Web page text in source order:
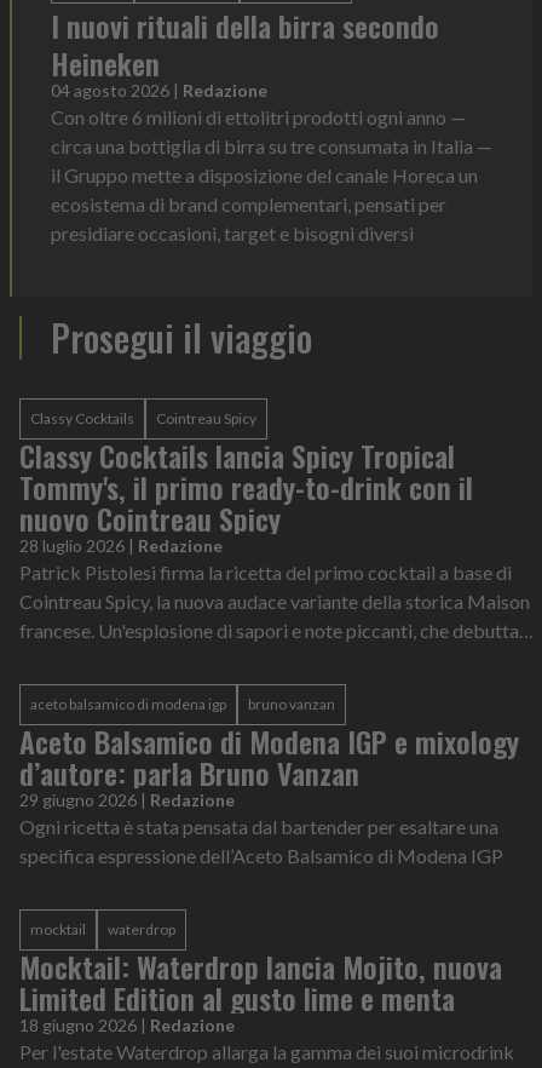
I nuovi rituali della birra secondo
Heineken
04 agosto 2026 | Redazione
Con oltre 6 milioni di ettolitri prodotti ogni anno —
circa una bottiglia di birra su tre consumata in Italia —
il Gruppo mette a disposizione del canale Horeca un
ecosistema di brand complementari, pensati per
presidiare occasioni, target e bisogni diversi
Prosegui il viaggio
Classy Cocktails Cointreau Spicy
Classy Cocktails lancia Spicy Tropical
Tommy's, il primo ready-to-drink con il
nuovo Cointreau Spicy
28 luglio 2026 | Redazione
Patrick Pistolesi firma la ricetta del primo cocktail a base di
Cointreau Spicy, la nuova audace variante della storica Maison
francese. Un'esplosione di sapori e note piccanti, che debutta
aceto balsamico di modena igp bruno vanzan
Aceto Balsamico di Modena IGP e mixology
d’autore: parla Bruno Vanzan
29 giugno 2026 | Redazione
Ogni ricetta è stata pensata dal bartender per esaltare una
specifica espressione dell’Aceto Balsamico di Modena IGP
mocktail waterdrop
Mocktail: Waterdrop lancia Mojito, nuova
Limited Edition al gusto lime e menta
18 giugno 2026 | Redazione
Per l'estate Waterdrop allarga la gamma dei suoi microdrink